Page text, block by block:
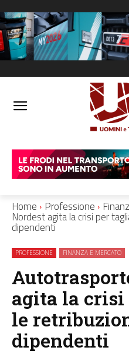
Home Professione
Nordest agita la crisi per
dipendenti
PROFESSIONE FINANZA E MERCATO
agita la
le
dipendenti